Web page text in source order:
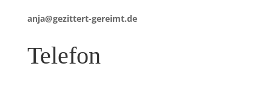
anja@gezittert-gereimt.de
Telefon